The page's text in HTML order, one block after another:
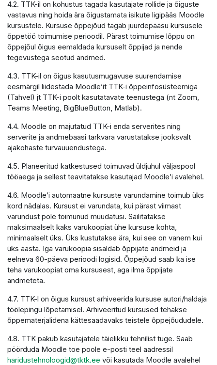
4.2. TTK-il on kohustus tagada kasutajate rollide ja õiguste
vastavus ning hoida ära õigustamata isikute ligipääs Moodle
kursustele. Kursuse õppejõud tagab juurdepääsu kursusele
õppetöö toimumise perioodil. Pärast toimumise lõppu on
õppejõul õigus eemaldada kursuselt õppijad ja nende
tegevustega seotud andmed.
4.3. TTK-il on õigus kasutusmugavuse suurendamise
eesmärgil liidestada Moodle’it TTK-i õppeinfosüsteemiga
(Tahvel) jt TTK-i poolt kasutatavate teenustega (nt Zoom,
Teams Meeting, BigBlueButton, Matlab).
4.4. Moodle on majutatud TTK-i enda serverites ning
serverite ja andmebaasi tarkvara varustatakse jooksvalt
ajakohaste turvauuendustega.
4.5. Planeeritud katkestused toimuvad üldjuhul väljaspool
tööaega ja sellest teavitatakse kasutajad Moodle’i avalehel.
4.6. Moodle’i automaatne kursuste varundamine toimub üks
kord nädalas. Kursust ei varundata, kui pärast viimast
varundust pole toimunud muudatusi. Säilitatakse
maksimaalselt kaks varukoopiat ühe kursuse kohta,
minimaalselt üks. Üks kustutakse ära, kui see on vanem kui
üks aasta. Iga varukoopia sisaldab õppijate andmeid ja
eelneva 60-päeva perioodi logisid. Õppejõud saab ka ise
teha varukoopiat oma kursusest, aga ilma õppijate
andmeteta.
4.7. TTK-l on õigus kursust arhiveerida kursuse autori/haldaja
töölepingu lõpetamisel. Arhiveeritud kursused tehakse
õppematerjalidena kättesaadavaks teistele õppejõududele.
4.8. TTK pakub kasutajatele täielikku tehnilist tuge. Saab
pöörduda Moodle toe poole e-posti teel aadressil
haridustehnoloogid@tktk.ee või kasutada Moodle avalehel